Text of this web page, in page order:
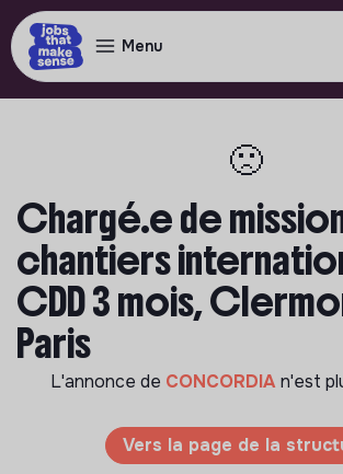
Menu
🙁
Chargé.e de
chantiers
CDD 3 mois,
Paris
L'annonce de CONCORDIA n'est
Vers la page de la